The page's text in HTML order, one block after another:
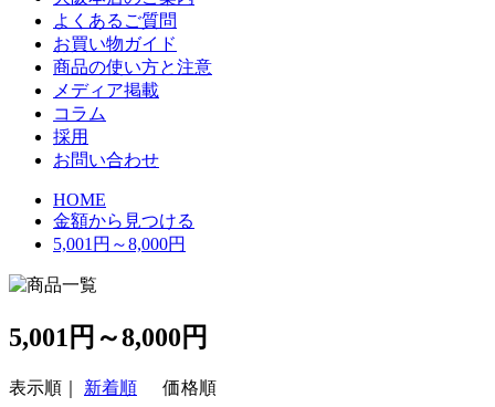
よくあるご質問
お買い物ガイド
商品の使い方と注意
メディア掲載
コラム
採用
お問い合わせ
HOME
金額から見つける
5,001円～8,000円
5,001円～8,000円
表示順｜ 新着順 価格順